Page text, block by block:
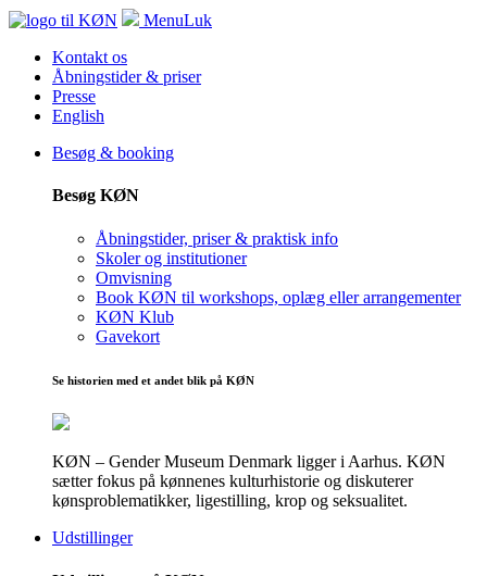
MenuLuk
Kontakt os
Åbningstider & priser
Presse
English
Besøg & booking
Besøg KØN
Åbningstider, priser & praktisk info
Skoler og institutioner
Omvisning
Book KØN til workshops, oplæg eller arrangementer
KØN Klub
Gavekort
Se historien med et andet blik på KØN
KØN – Gender Museum Denmark ligger i Aarhus. KØN
sætter fokus på kønnenes kulturhistorie og diskuterer
kønsproblematikker, ligestilling, krop og seksualitet.
Udstillinger